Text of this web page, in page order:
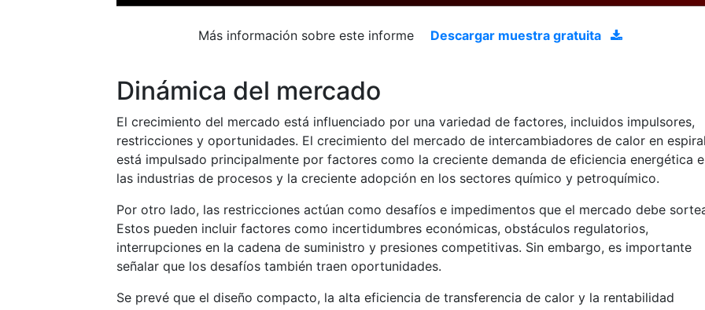
Más información sobre este informe Descargar muestra gratuita
Dinámica del mercado
El crecimiento del mercado está influenciado por una variedad de factores, incluidos impulsores,
restricciones y oportunidades. El crecimiento del mercado de intercambiadores de calor en
está impulsado principalmente por factores como la creciente demanda de eficiencia energética
las industrias de procesos y la creciente adopción en los sectores químico y petroquímico.
Por otro lado, las restricciones actúan como desafíos e impedimentos que el mercado debe
Estos pueden incluir factores como incertidumbres económicas, obstáculos regulatorios,
interrupciones en la cadena de suministro y presiones competitivas. Sin embargo, es importante
señalar que los desafíos también traen oportunidades.
Se prevé que el diseño compacto, la alta eficiencia de transferencia de calor y la rentabilidad